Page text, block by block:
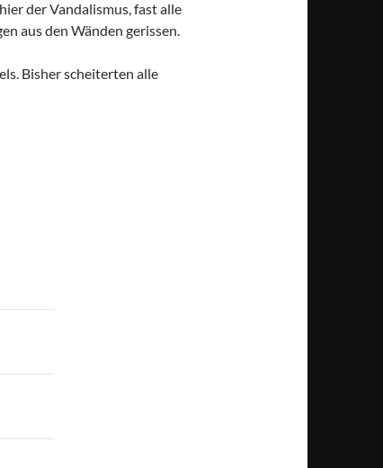
der Vandalismus, fast alle
aus den Wänden gerissen.
Bisher scheiterten alle